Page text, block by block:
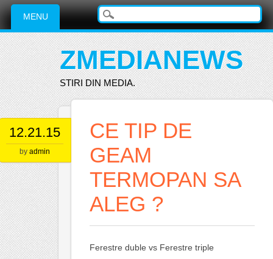
Main menu
Skip
content
MENU
ZMEDIANEWS
STIRI DIN MEDIA.
12.21.15
by admin
CE TIP DE
GEAM
TERMOPAN SA
ALEG ?
Ferestre duble vs Ferestre triple